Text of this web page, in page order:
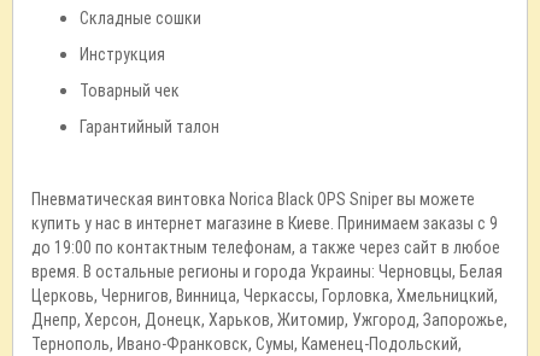
Складные сошки
Инструкция
Товарный чек
Гарантийный талон
Пневматическая винтовка Norica Black OPS Sniper вы можете
купить у нас в интернет магазине в Киеве. Принимаем заказы с 9
до 19:00 по контактным телефонам, а также через сайт в любое
время. В остальные регионы и города Украины: Черновцы, Белая
Церковь, Чернигов, Винница, Черкассы, Горловка, Хмельницкий,
Днепр, Херсон, Донецк, Харьков, Житомир, Ужгород, Запорожье,
Тернополь, Ивано-Франковск, Сумы, Каменец-Подольский,